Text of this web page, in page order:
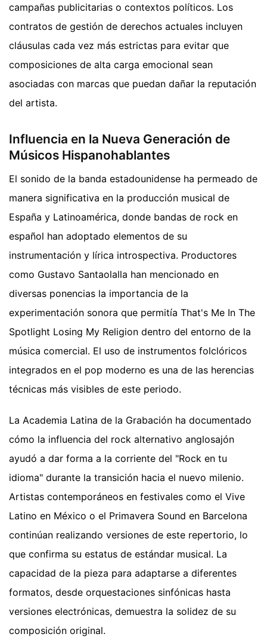
campañas publicitarias o contextos políticos. Los
contratos de gestión de derechos actuales incluyen
cláusulas cada vez más estrictas para evitar que
composiciones de alta carga emocional sean
asociadas con marcas que puedan dañar la reputación
del artista.
Influencia en la Nueva Generación de
Músicos Hispanohablantes
El sonido de la banda estadounidense ha permeado de
manera significativa en la producción musical de
España y Latinoamérica, donde bandas de rock en
español han adoptado elementos de su
instrumentación y lírica introspectiva. Productores
como Gustavo Santaolalla han mencionado en
diversas ponencias la importancia de la
experimentación sonora que permitía That's Me In The
Spotlight Losing My Religion dentro del entorno de la
música comercial. El uso de instrumentos folclóricos
integrados en el pop moderno es una de las herencias
técnicas más visibles de este periodo.
La Academia Latina de la Grabación ha documentado
cómo la influencia del rock alternativo anglosajón
ayudó a dar forma a la corriente del "Rock en tu
idioma" durante la transición hacia el nuevo milenio.
Artistas contemporáneos en festivales como el Vive
Latino en México o el Primavera Sound en Barcelona
continúan realizando versiones de este repertorio, lo
que confirma su estatus de estándar musical. La
capacidad de la pieza para adaptarse a diferentes
formatos, desde orquestaciones sinfónicas hasta
versiones electrónicas, demuestra la solidez de su
composición original.